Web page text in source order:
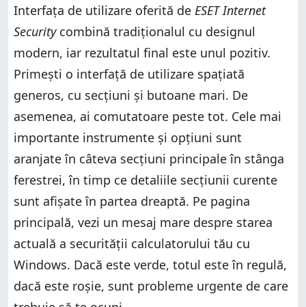
Interfața de utilizare oferită de ESET Internet
Securitycombină tradiționalul cu designul
modern, iar rezultatul final este unul pozitiv.
Primești o interfață de utilizare spațiată
generos, cu secțiuni și butoane mari. De
asemenea, ai comutatoare peste tot. Cele mai
importante instrumente și opțiuni sunt
aranjate în câteva secțiuni principale în stânga
ferestrei, în timp ce detaliile secțiunii curente
sunt afișate în partea dreaptă. Pe pagina
principală, vezi un mesaj mare despre starea
actuală a securității calculatorului tău cu
Windows. Dacă este verde, totul este în regulă,
dacă este roșie, sunt probleme urgente de care